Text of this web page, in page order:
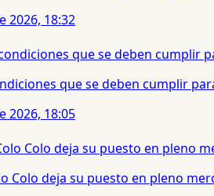
2026, 18:32
que se deben cumplir
2026, 18:05
Colo deja su puesto en pleno